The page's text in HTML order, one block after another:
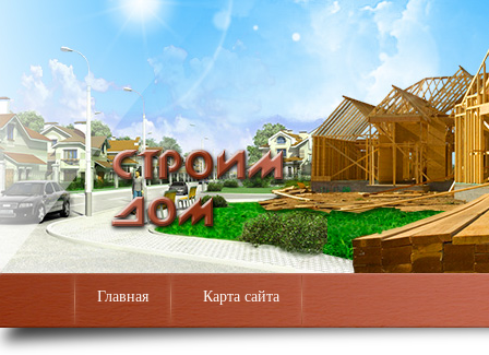
Главная Карта сайта